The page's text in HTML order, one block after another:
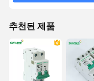
추천된 제품